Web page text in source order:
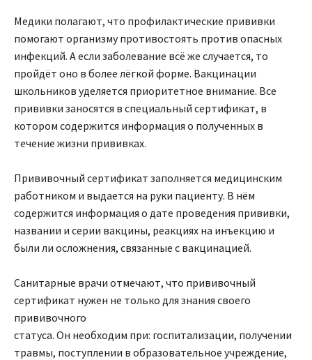
Медики полагают, что профилактические прививки
помогают организму противостоять против опасных
инфекций. А если заболевание всё же случается, то
пройдёт оно в более лёгкой форме. Вакцинации
школьников уделяется приоритетное внимание. Все
прививки заносятся в специальный сертификат, в
котором содержится информация о полученных в
течение жизни прививках.
Прививочный сертификат заполняется медицинским
работником и выдается на руки пациенту. В нём
содержится информация о дате проведения прививки,
названии и серии вакцины, реакциях на инъекцию и
были ли осложнения, связанные с вакцинацией.
Санитарные врачи отмечают, что прививочный
сертификат нужен не только для знания своего
прививочного
статуса. Он необходим при: госпитализации, получении
травмы, поступлении в образовательное учреждение,